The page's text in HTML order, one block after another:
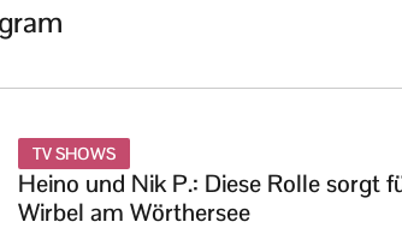
TV SHOWS
Heino und Nik P.: Diese Rolle sorgt
Wirbel am Wörthersee